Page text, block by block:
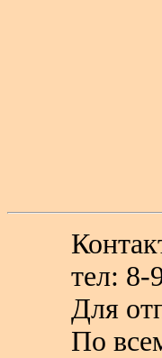
тел:
Для
По